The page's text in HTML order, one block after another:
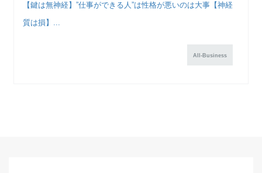
【鍵は無神経】”仕事ができる人”は性格が悪いのは大事【神経
質は損】...
All-Business